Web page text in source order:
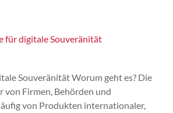
für digitale Souveränität
Souveränität Worum geht es? Die
Firmen, Behörden und
von Produkten internationaler,